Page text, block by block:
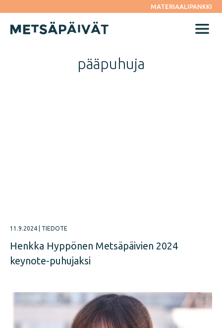
suoraan
MATERIAALIPANKKI
Menu
pääpuhuja
11.9.2024 TIEDOTE
Henkka Hyppönen Metsäpäivien 2024
keynote-puhujaksi